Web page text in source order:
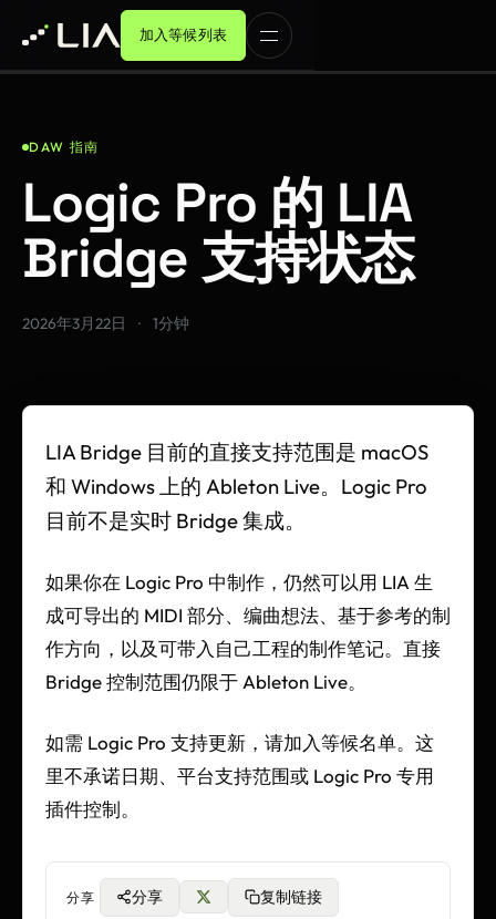
加入等候列表
DAW 指南
Logic Pro 的 LIA
Bridge 支持状态
2026年3月22日 · 1分钟
LIA Bridge 目前的直接支持范围是 macOS
和 Windows 上的 Ableton Live。Logic Pro
目前不是实时 Bridge 集成。
如果你在 Logic Pro 中制作，仍然可以用 LIA 生
成可导出的 MIDI 部分、编曲想法、基于参考的制
作方向，以及可带入自己工程的制作笔记。直接
Bridge 控制范围仍限于 Ableton Live。
如需 Logic Pro 支持更新，请加入等候名单。这
里不承诺日期、平台支持范围或 Logic Pro 专用
插件控制。
分享 分享 复制链接